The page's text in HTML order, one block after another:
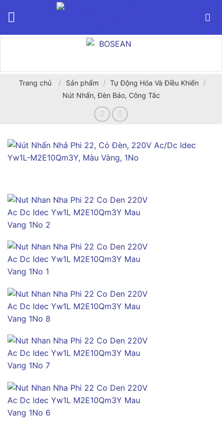
Trang chủ / Sản phẩm / Tự Động Hóa Và Điều Khiển /
Nút Nhấn, Đèn Báo, Công Tắc